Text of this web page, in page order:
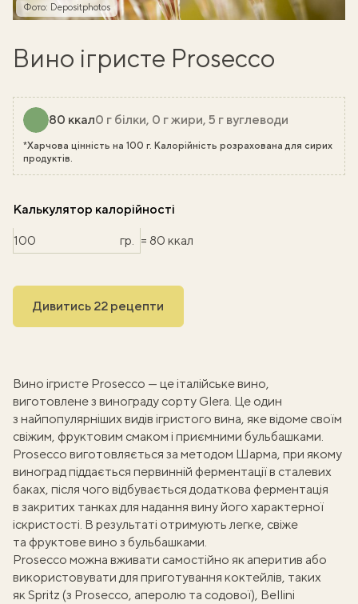
Фото: Depositphotos
Вино ігристе Prosecco
80 ккал0 г білки, 0 г жири, 5 г вуглеводи
*Харчова цінність на 100 г. Калорійність розрахована для сирих
продуктів.
Калькулятор калорійності
гр. = 80 ккал
Дивитись 22 рецепти
Вино ігристе Prosecco — це італійське вино,
виготовлене з винограду сорту Glera. Це один
з найпопулярніших видів ігристого вина, яке відоме своїм
свіжим, фруктовим смаком і приємними бульбашками.
Prosecco виготовляється за методом Шарма, при якому
виноград піддається первинній ферментації в сталевих
баках, після чого відбувається додаткова ферментація
в закритих танках для надання вину його характерної
іскристості. В результаті отримують легке, свіже
та фруктове вино з бульбашками.
Prosecco можна вживати самостійно як аперитив або
використовувати для приготування коктейлів, таких
як Spritz (з Prosecco, аперолю та содової), Bellini